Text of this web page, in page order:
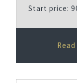
Start price: